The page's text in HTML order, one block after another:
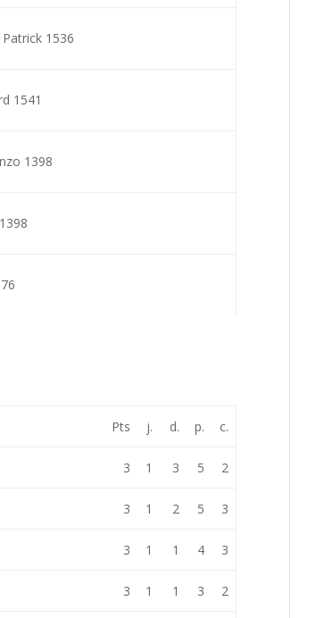
Patrick 1536
1541
1398
Pts j. d. p. c.
3 1 3 5 2
3 1 2 5 3
3 1 1 4 3
3 1 1 3 2